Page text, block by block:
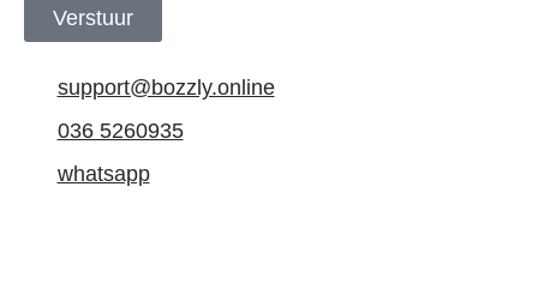
Verstuur
support@bozzly.online
036 5260935
whatsapp